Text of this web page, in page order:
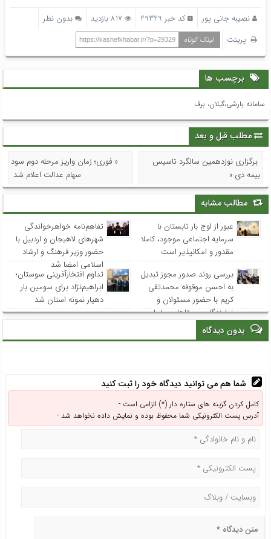
نصیبه جانی پور کد خبر 29329 817 بازدید
بدون نظر
پرینت
لینک کوتاه https://kashefkhabar.ir/?p=29329
برچسب ها
سامانه بارشی،گیلان، برف
مطلب قبل و بعد
برگزاری نوزدهمین سالگرد تاسیس
بیمه دی »
« فوری؛ زمان واریز مرحله دوم سود
سهام عدالت اعلام شد
مطالب مشابه
عبور از اوج بار تابستان با
سرمایه اجتماعی موجود، کاملا
مقدور و امکانپذیر است
تفاهم‌نامه خواهرخواندگی
شهرهای لاهیجان و اردبیل با
حضور وزیر فرهنگ و ارشاد
اسلامی امضا شد
بررسی روند صدور مجوز تبدیل
به احسن موقوفه محمدتقی
کریم با حضور مسئولان و
نمایندگان روستاهای ساحلی
تداوم افتخارآفرینی سوستان؛
ابراهیم‌نژاد برای سومین بار
دهیار نمونه استان شد
بدون دیدگاه
شما هم می توانید دیدگاه خود را ثبت کنید
کامل کردن گزینه های ستاره دار (*) الزامی است -
آدرس پست الکترونیکی شما محفوظ بوده و نمایش داده نخواهد شد -